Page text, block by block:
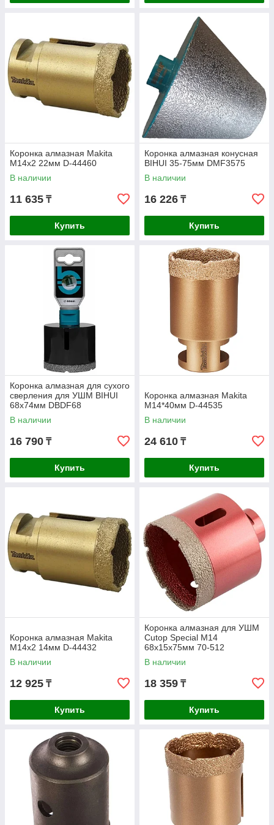
Коронка алмазная Makita
M14x2 22мм D-44460
В наличии
11 635 ₸
Купить
Коронка алмазная конусная
BIHUI 35-75мм DMF3575
В наличии
16 226 ₸
Купить
Коронка алмазная для сухого
сверления для УШМ BIHUI
68х74мм DBDF68
В наличии
16 790 ₸
Купить
Коронка алмазная Makita
М14*40мм D-44535
В наличии
24 610 ₸
Купить
Коронка алмазная Makita
M14x2 14мм D-44432
В наличии
12 925 ₸
Купить
Коронка алмазная для УШМ
Cutop Special М14
68х15х75мм 70-512
В наличии
18 359 ₸
Купить